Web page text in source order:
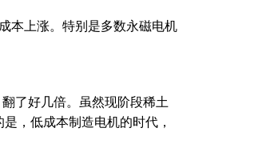
本上涨。特别是多数永磁电机
了好几倍。虽然现阶段稀土
，低成本制造电机的时代，